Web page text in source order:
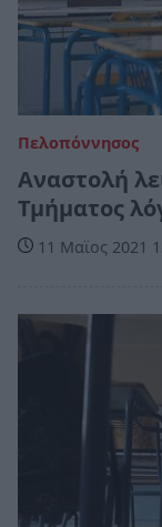
Πελοπόννησος
Αναστολή
Τμήματος
11 Μαϊος 2021